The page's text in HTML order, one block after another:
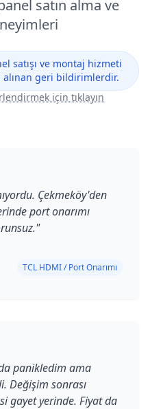
satın alma ve
satışı ve montaj hizmeti
geri bildirimlerdir.
için tıklayın
Çekmeköy'den
port onarımı
"
TCL HDMI / Port Onarımı
panikledim ama
Değişim sonrası
gayet yerinde. Fiyat da